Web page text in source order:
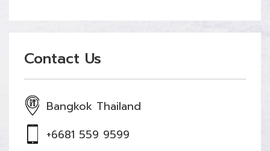
Contact Us
Bangkok Thailand
+6681 559 9599